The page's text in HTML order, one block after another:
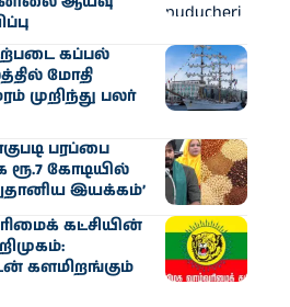
கப்பல்
மோதி
முறிந்து பலர்
பரப்பை
கோடியில்
இயக்கம்’
கட்சியின்
களமிறங்கும்